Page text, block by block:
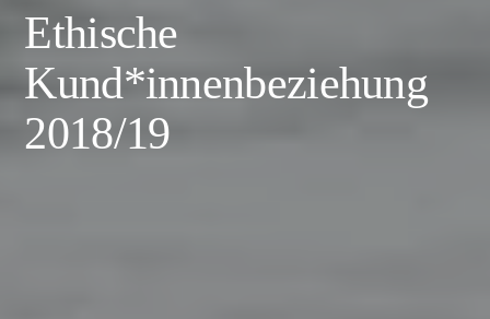
Ethische
Kund*innenbeziehung
2018/19